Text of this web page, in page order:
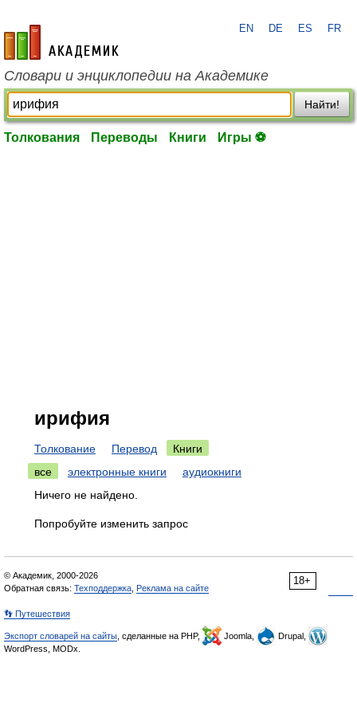
academic.ru
EN DE ES FR
Словари и энциклопедии на Академике
Найти!
Толкования Переводы Книги Игры ⚽
ирифия
Толкование Перевод
Книги
все
электронные книги
аудиокниги
Ничего не найдено.
Попробуйте изменить запрос
18+
© Академик, 2000-2026
Обратная связь: Техподдержка Реклама на сайте
👣 Путешествия
Экспорт словарей на сайты , сделанные на PHP, Joomla,
Drupal,
WordPress, MODx.